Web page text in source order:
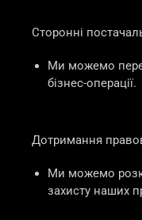
Сторонні
Ми можемо
бізнес-операції.
Дотримання
Ми можемо
захисту наших